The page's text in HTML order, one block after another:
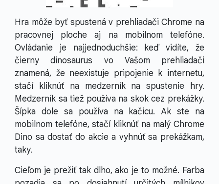
Hra môže byť spustená v prehliadači Chrome na
pracovnej ploche aj na mobilnom telefóne.
Ovládanie je najjednoduchšie: keď vidíte, že
čierny dinosaurus vo Vašom prehliadači
znamená, že neexistuje pripojenie k internetu,
stačí kliknúť na medzerník na spustenie hry.
Medzerník sa tiež používa na skok cez prekážky.
Šípka dole sa používa na kačicu. Ak ste na
mobilnom telefóne, stačí kliknúť na malý Chrome
Dino sa dostať do akcie a vyhnúť sa prekážkam,
taky.
Cieľom je prežiť tak dlho, ako je to možné. Farba